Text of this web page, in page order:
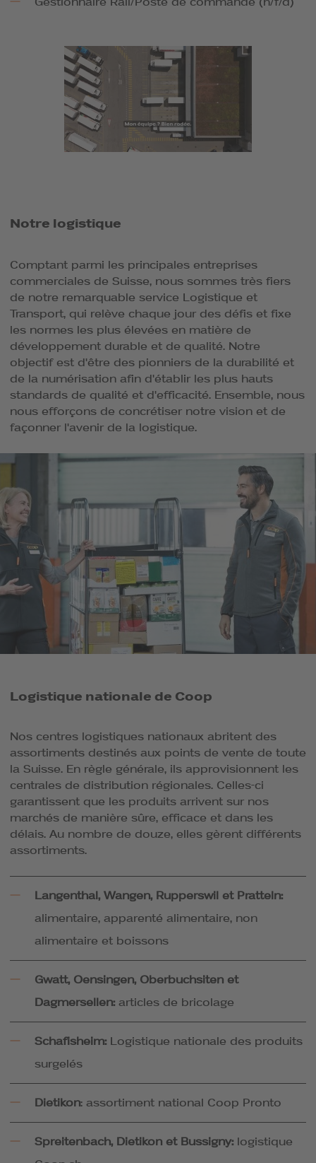
Notre logistique
Comptant parmi les principales entreprises
commerciales de Suisse, nous sommes très fiers
de notre remarquable service Logistique et
Transport, qui relève chaque jour des défis et fixe
les normes les plus élevées en matière de
développement durable et de qualité. Notre
objectif est d'être des pionniers de la durabilité et
de la numérisation afin d'établir les plus hauts
standards de qualité et d'efficacité. Ensemble, nous
nous efforçons de concrétiser notre vision et de
façonner l'avenir de la logistique.
Logistique nationale de Coop
Nos centres logistiques nationaux abritent des
assortiments destinés aux points de vente de toute
la Suisse. En règle générale, ils approvisionnent les
centrales de distribution régionales. Celles-ci
garantissent que les produits arrivent sur nos
marchés de manière sûre, efficace et dans les
délais. Au nombre de douze, elles gèrent différents
assortiments.
Langenthal, Wangen, Rupperswil et Pratteln:
alimentaire, apparenté alimentaire, non
alimentaire et boissons
Gwatt, Oensingen, Oberbuchsiten et
Dagmersellen: articles de bricolage
Schafisheim: Logistique nationale des produits
surgelés
Dietikon: assortiment national Coop Pronto
Spreitenbach, Dietikon et Bussigny: logistique